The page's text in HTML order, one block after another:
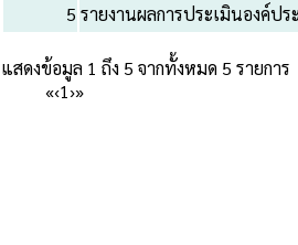
5 รายงานผลการประเมินองค์ป
แสดงข้อมูล 1 ถึง 5 จากทั้งหมด 5 รายการ
«‹1›»